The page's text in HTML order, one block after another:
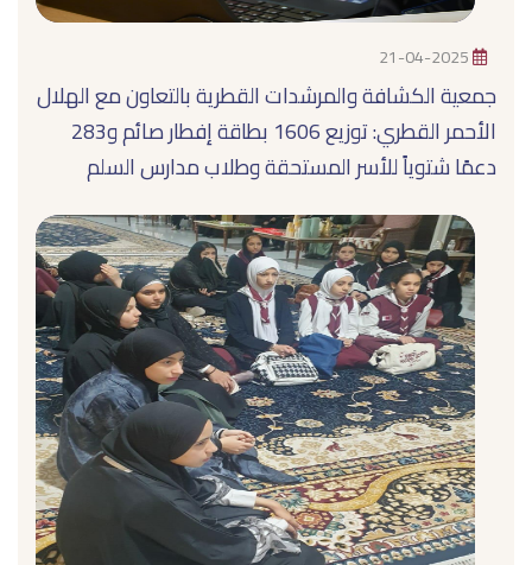
21-04-2025
جمعية الكشافة والمرشدات القطرية بالتعاون مع الهلال
الأحمر القطري: توزيع 1606 بطاقة إفطار صائم و283
دعمًا شتوياً للأسر المستحقة وطلاب مدارس السلم